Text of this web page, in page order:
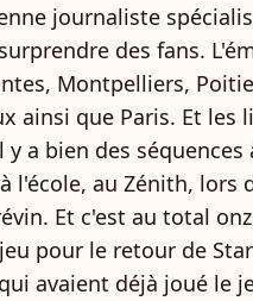
journaliste
des fans.
Montpelliers,
ainsi que Paris. Et les
a bien des séquences
l'école, au Zénith, lors
Et c'est au total
pour le retour de
avaient déjà joué le